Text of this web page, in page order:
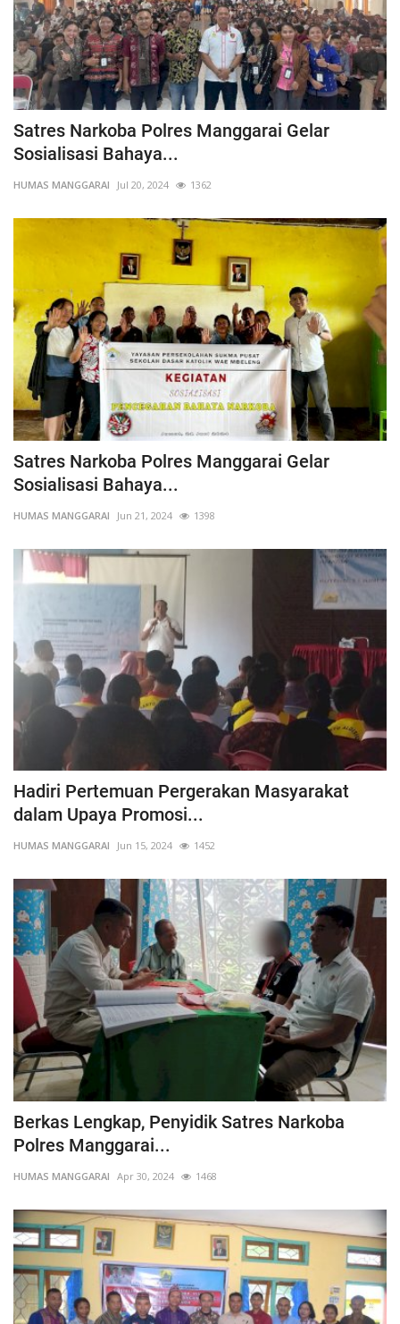
Satres Narkoba Polres Manggarai Gelar
Sosialisasi Bahaya...
HUMAS MANGGARAI Jul 20, 2024 1362
Satres Narkoba Polres Manggarai Gelar
Sosialisasi Bahaya...
HUMAS MANGGARAI Jun 21, 2024 1398
Hadiri Pertemuan Pergerakan Masyarakat
dalam Upaya Promosi...
HUMAS MANGGARAI Jun 15, 2024 1452
Berkas Lengkap, Penyidik Satres Narkoba
Polres Manggarai...
HUMAS MANGGARAI Apr 30, 2024 1468